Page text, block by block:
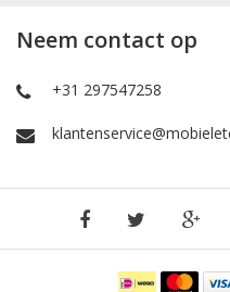
Neem contact op
+31 297547258